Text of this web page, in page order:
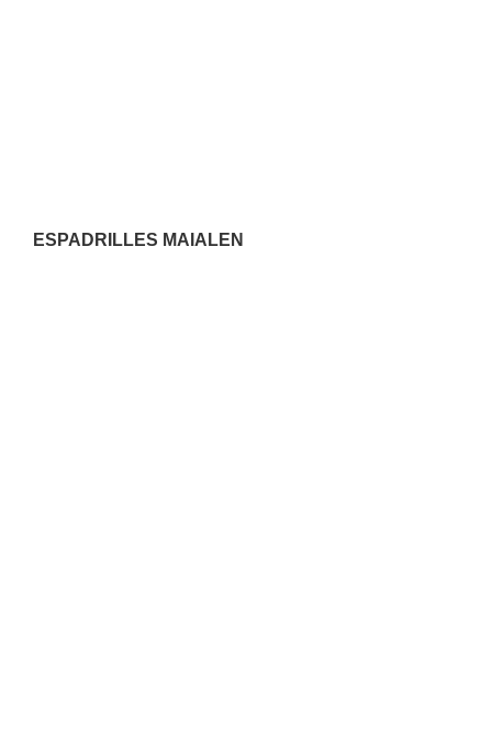
ESPADRILLES MAIALEN